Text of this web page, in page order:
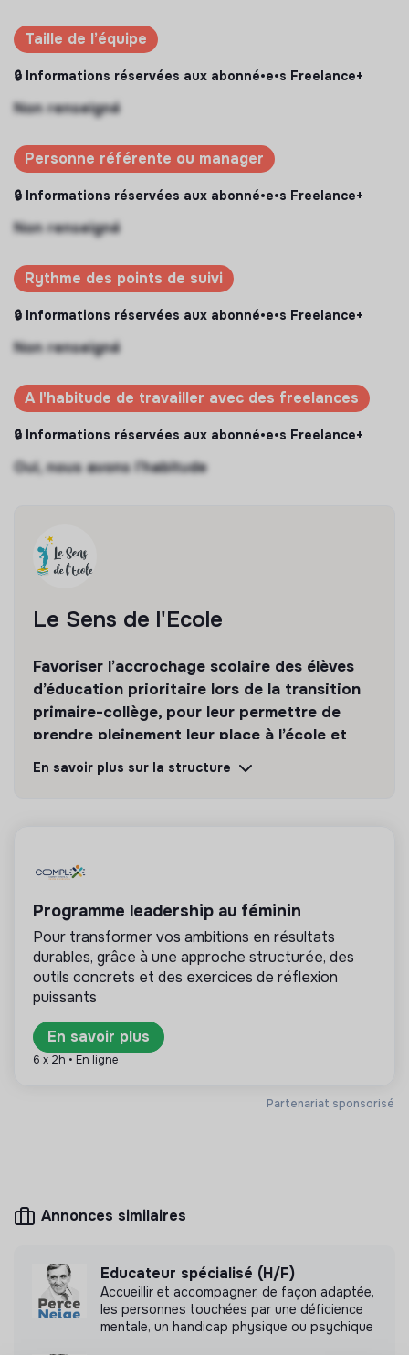
Taille de l’équipe
🔒 Informations réservées aux abonné•e•s Freelance+
Non renseigné
Personne référente ou manager
🔒 Informations réservées aux abonné•e•s Freelance+
Non renseigné
Rythme des points de suivi
🔒 Informations réservées aux abonné•e•s Freelance+
Non renseigné
A l'habitude de travailler avec des freelances
🔒 Informations réservées aux abonné•e•s Freelance+
Oui, nous avons l’habitude
Le Sens de l'Ecole
Favoriser l’accrochage scolaire des élèves
d’éducation prioritaire lors de la transition
primaire-collège, pour leur permettre de
prendre pleinement leur place à l’école et
dans la société.
💡 Structure de l’ESS
Cette structure repose sur un principe de
solidarité et d’utilité sociale : son mode de
gestion est démocratique et participatif, et sa
lucrativité est limitée. Il s’agit d’une association,
coopérative, fondation, mutuelle ou entreprise
ESUS.
Nous avons réalisé une mesure d’impact avec un
cabinet externe à la structure.
En savoir plus sur la structure
Partenariat sponsorisé
Programme leadership au féminin
Pour transformer vos ambitions en résultats
durables, grâce à une approche structurée, des
outils concrets et des exercices de réflexion
puissants
En savoir plus
6 x 2h • En ligne
Annonces similaires
Educateur spécialisé (H/F)
Accueillir et accompagner, de façon adaptée,
les personnes touchées par une déficience
mentale, un handicap physique ou psychique